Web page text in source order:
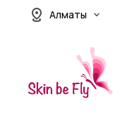
Алматы